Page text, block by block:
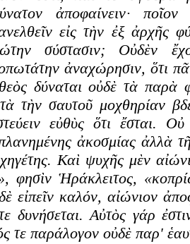
ἀποφαίνειν·
εἰς τὴν ἐξ ἀρχῆς
σύστασιν; Οὐδὲν
ἀναχώρησιν, ὅτι
δύναται οὐδὲ τὰ παρὰ
τὴν σαυτοῦ μοχθηρίαν
εὐθὺς ὅτι ἔσται.
ἀκοσμίας ἀλλὰ
Καὶ ψυχῆς μὲν
φησὶν Ἡράκλειτος,
εἰπεῖν καλόν, αἰώνιον
δυνήσεται. Αὐτὸς γάρ
τε παράλογον οὐδὲ παρ'